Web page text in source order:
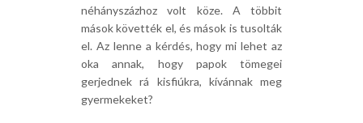
néhányszázhoz volt köze. A többit
mások követték el, és mások is tusolták
el. Az lenne a kérdés, hogy mi lehet az
oka annak, hogy papok tömegei
gerjednek rá kisfiúkra, kívánnak meg
gyermekeket?